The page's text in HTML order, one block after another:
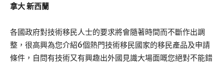
拿大新西蘭
各國政府對技術移民人士的要求將會隨著時間而不斷作出調
整，很高興為您介紹6個熱門技術移民國家的移民產品及申請
條件，自問有技術又有興趣出外國見識大場面嘅您絕對不能錯